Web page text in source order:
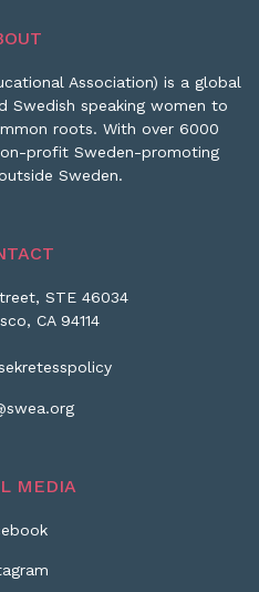
Association) is a global
Swedish speaking women to
roots. With over 6000
profit Sweden-promoting
Sweden.
STE 46034
CA 94114
MEDIA